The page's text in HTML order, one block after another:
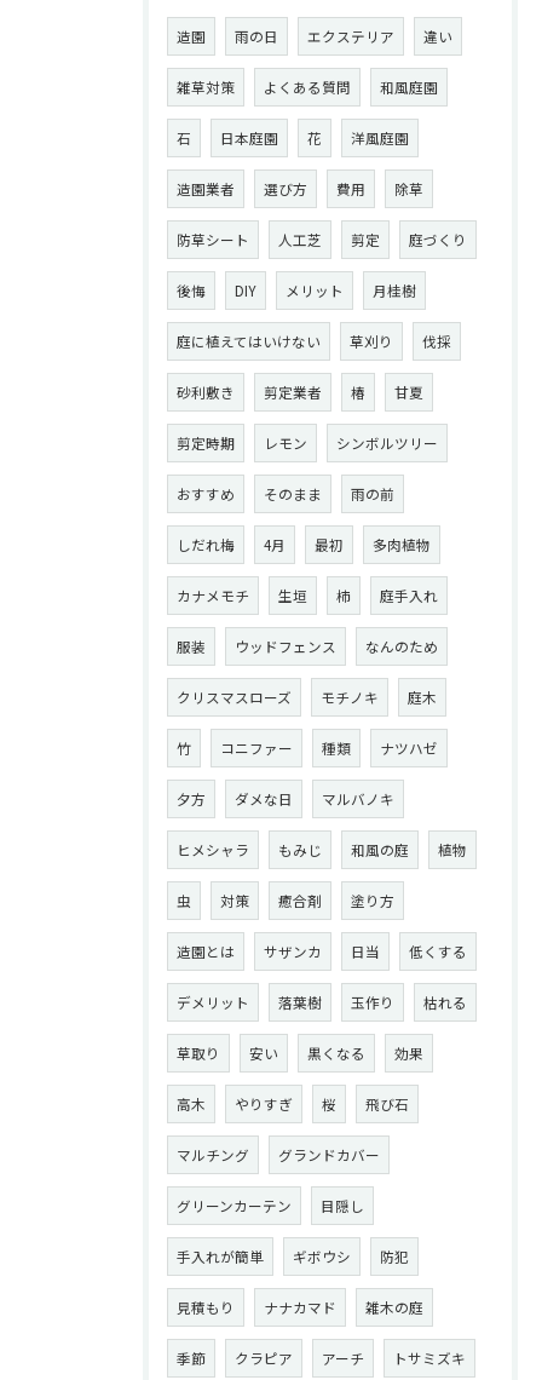
造園 雨の日 エクステリア 違い
雑草対策 よくある質問 和風庭園
石 日本庭園 花 洋風庭園
造園業者 選び方 費用 除草
防草シート 人工芝 剪定 庭づくり
後悔 DIY メリット 月桂樹
庭に植えてはいけない 草刈り 伐採
砂利敷き 剪定業者 椿 甘夏
剪定時期 レモン シンボルツリー
おすすめ そのまま 雨の前
しだれ梅 4月 最初 多肉植物
カナメモチ 生垣 柿 庭手入れ
服装 ウッドフェンス なんのため
クリスマスローズ モチノキ 庭木
竹 コニファー 種類 ナツハゼ
夕方 ダメな日 マルバノキ
ヒメシャラ もみじ 和風の庭 植物
虫 対策 癒合剤 塗り方
造園とは サザンカ 日当 低くする
デメリット 落葉樹 玉作り 枯れる
草取り 安い 黒くなる 効果
高木 やりすぎ 桜 飛び石
マルチング グランドカバー
グリーンカーテン 目隠し
手入れが簡単 ギボウシ 防犯
見積もり ナナカマド 雑木の庭
季節 クラピア アーチ トサミズキ